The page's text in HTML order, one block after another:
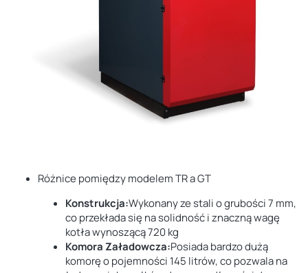
Różnice pomiędzy modelem TR a GT
Konstrukcja:Wykonany zestali o grubości 7 mm,
co przekłada się na solidność i znaczną wagę
kotła wynoszącą720 kg
Komora Załadowcza:Posiadabardzo dużą
komorę o pojemności 145 litrów, co pozwala na